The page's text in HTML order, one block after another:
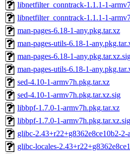
libnetfilter_conntrack-1.1.1-1-
libnetfilter_conntrack-1.1.1-1-
man-pages-6.18-1-any.pkg.tar.xz
man-pages-utils-6.18-1-
man-pages-6.18-1-
man-pages-utils-6.18-1-
sed-4.10-1-armv7h.pkg.tar.xz
sed-4.10-1-armv7h.pkg.tar.xz.sig
libbpf-1.7.0-1-armv7h.pkg.tar.xz
libbpf-1.7.0-1-armv7h.pkg.tar.xz.sig
glibc-2.43+r22+g8362e8ce10b2-2-
glibc-locales-